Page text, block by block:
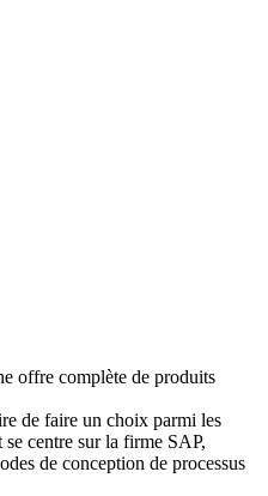
offre complète de produits
de faire un choix parmi les
centre sur la firme SAP,
de conception de processus